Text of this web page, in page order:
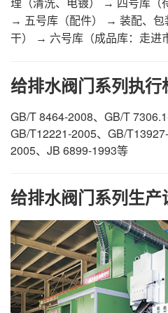
理（清洗、电镀） → 四号库（
→ 五号库（配件） → 装配、包
干） → 六号库（成品库：走进
给排水阀门系列执行
GB/T 8464-2008、GB/T
GB/T12221-2005、GB/
2005、JB 6899-1993等
给排水阀门系列生产